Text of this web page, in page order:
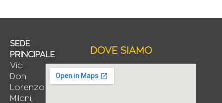
SEDE
PRINCIPALE
Via
Don
Lorenzo
Milani,
DOVE SIAMO